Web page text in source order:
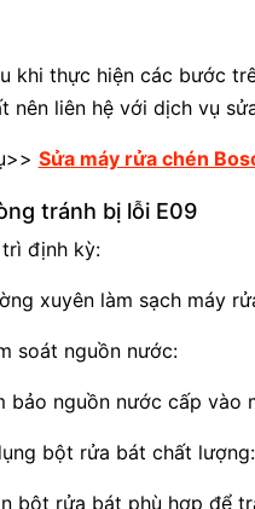
khi thực hiện các bước
nên liên hệ với dịch vụ
Sửa máy rửa chén
tránh bị lỗi E09
trì định kỳ:
xuyên làm sạch máy
soát nguồn nước:
bảo nguồn nước cấp vào
bột rửa bát chất lượng:
bột rửa bát phù hợp để